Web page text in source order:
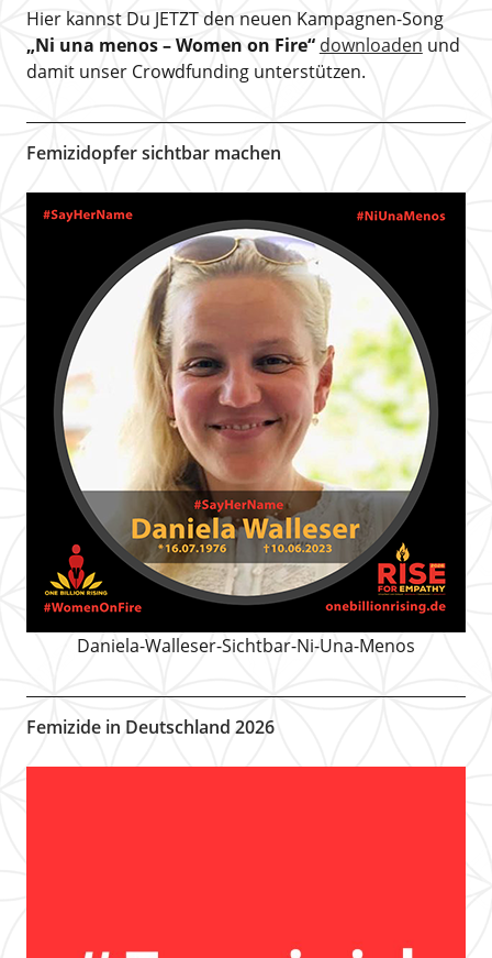
Hier kannst Du JETZT den neuen Kampagnen-Song
„Ni una menos – Women on Fire“ downloaden und
damit unser Crowdfunding unterstützen.
Femizidopfer sichtbar machen
Daniela-Walleser-Sichtbar-Ni-Una-Menos
Femizide in Deutschland 2026